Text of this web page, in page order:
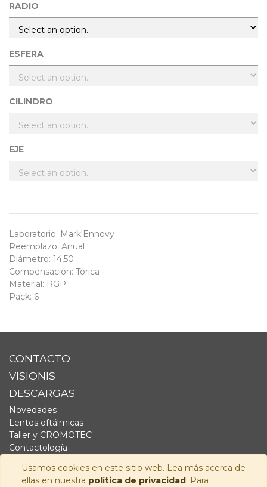
Usamos cookies en este sitio web. Lea más acerca de
ellas en nuestra política de privacidad. Para
RADIO
ESFERA
CILINDRO
EJE
Laboratorio: Mark'Ennovy
Reemplazo: Anual
Diámetro: 14,50
Compensación: Tórica
Material : RGP
Pack: 6
CONTACTO
VISIONIS
DESCARGAS
Novedades
Lentes oftálmicas
Taller y CROMOTEC
Contactología
Fornitura